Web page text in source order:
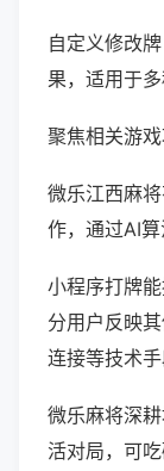
自定义修改
果，适用于
聚焦相关游戏
微乐江西麻
作，通过AI算
小程序打牌
分用户反映
连接等技术手
微乐麻将深
活对局，可